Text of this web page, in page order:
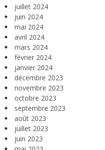
juillet 2024
juin 2024
mai 2024
avril 2024
mars 2024
février 2024
janvier 2024
décembre 2023
novembre 2023
octobre 2023
septembre 2023
août 2023
juillet 2023
juin 2023